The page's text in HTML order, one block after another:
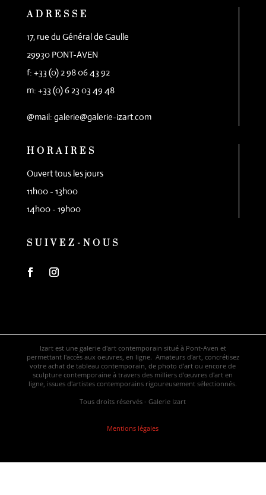
ADRESSE
17, rue du Général de Gaulle
29930 PONT-AVEN
f: +33 (0) 2 98 06 43 92
m: +33 (0) 6 23 03 49 48
@mail: galerie@galerie-izart.com
HORAIRES
Ouvert tous les jours
11h00 - 13h00
14h00 - 19h00
SUIVEZ-NOUS
Izart est une galerie d'art contemporain situé à Pont-Aven et
permettant l'accès aux oeuvres, en ligne. Amateurs d'art, concrétisez
votre achat de tableau contemporain, de photo d'art ou encore de
sculpture contemporaine à travers des milliers d'œuvres d'art en
ligne, issues d'artistes contemporains rigoureusement sélectionnés.
Tous droits réservés - Galerie Izart
Mentions légales